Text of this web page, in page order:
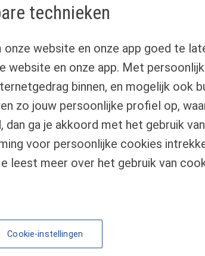
op wederom een persoonlijke
Actuele rente
Downloads
Kredietgids
Toegang aanvragen
technieken
website en onze app goed te
website en onze app. Met
binnen, en mogelijk ook
zo jouw persoonlijke profiel op,
ga je akkoord met het gebruik
voor persoonlijke cookies
leest meer over het gebruik van
Cookie-instellingen